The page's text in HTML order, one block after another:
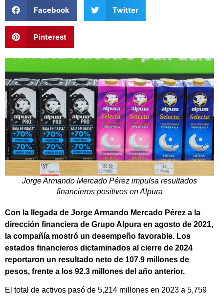
Facebook Twitter
Pinterest
Jorge Armando Mercado Pérez impulsa resultados
financieros positivos en Alpura
Con la llegada de Jorge Armando Mercado Pérez a la
dirección financiera de Grupo Alpura en agosto de 2021,
la compañía mostró un desempeño favorable. Los
estados financieros dictaminados al cierre de 2024
reportaron un resultado neto de 107.9 millones de
pesos, frente a los 92.3 millones del año anterior.
El total de activos pasó de 5,214 millones en 2023 a 5,759